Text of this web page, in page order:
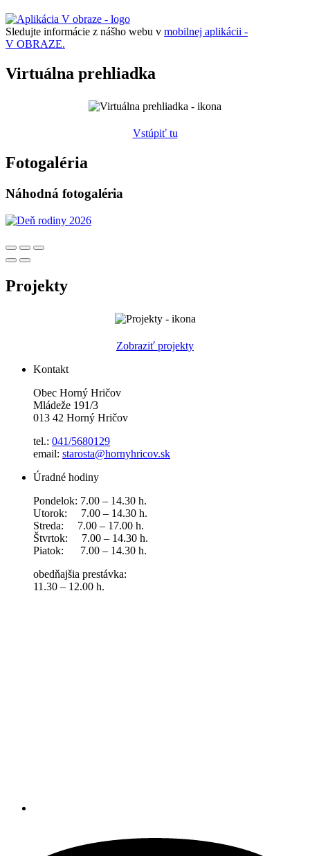
Sledujte informácie z nášho webu v mobilnej aplikácii -
V OBRAZE.
Virtuálna prehliadka
Vstúpiť tu
Fotogaléria
Náhodná fotogaléria
Projekty
Zobraziť projekty
Kontakt
Obec Horný Hričov
Mládeže 191/3
013 42 Horný Hričov
tel.: 041/5680129
email: starosta@hornyhricov.sk
Úradné hodiny
Pondelok: 7.00 – 14.30 h.
Utorok: 7.00 – 14.30 h.
Streda: 7.00 – 17.00 h.
Štvrtok: 7.00 – 14.30 h.
Piatok: 7.00 – 14.30 h.
obedňajšia prestávka:
11.30 – 12.00 h.